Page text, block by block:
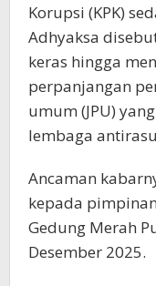
Korupsi (KPK)
Adhyaksa
keras hingga
perpanjangan
umum (JPU)
lembaga
Ancaman
kepada
Gedung Merah
Desember 2025.